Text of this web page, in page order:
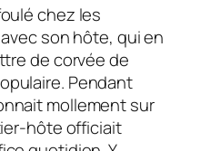
chez les
son hôte, qui en
de corvée de
Pendant
mollement sur
hôte officiait